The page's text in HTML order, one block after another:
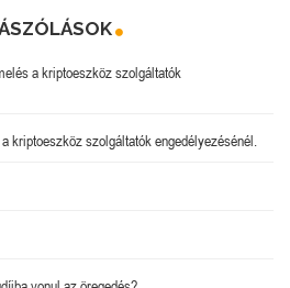
a kriptoeszköz szolgáltatók
kriptoeszköz szolgáltatók engedélyezésénél.